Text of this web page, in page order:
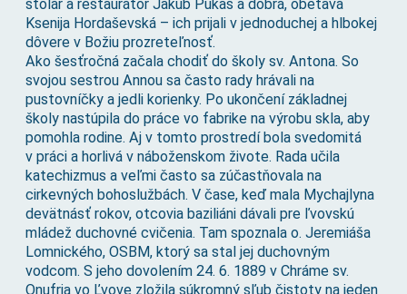
stolár a reštaurátor Jakub Pukas a dobrá, obetavá
Ksenija Hordaševská – ich prijali v jednoduchej a hlbokej
dôvere v Božiu prozreteľnosť.
Ako šesťročná začala chodiť do školy sv. Antona. So
svojou sestrou Annou sa často rady hrávali na
pustovníčky a jedli korienky. Po ukončení základnej
školy nastúpila do práce vo fabrike na výrobu skla, aby
pomohla rodine. Aj v tomto prostredí bola svedomitá
v práci a horlivá v náboženskom živote. Rada učila
katechizmus a veľmi často sa zúčastňovala na
cirkevných bohoslužbách. V čase, keď mala Mychajlyna
devätnásť rokov, otcovia baziliáni dávali pre ľvovskú
mládež duchovné cvičenia. Tam spoznala o. Jeremiáša
Lomnického, OSBM, ktorý sa stal jej duchovným
vodcom. S jeho dovolením 24. 6. 1889 v Chráme sv.
Onufria vo Ľvove zložila súkromný sľub čistoty na jeden